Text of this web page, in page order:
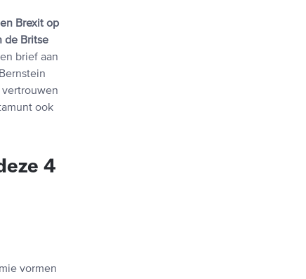
Brexit op
de Britse
brief aan
ook
4
vormen